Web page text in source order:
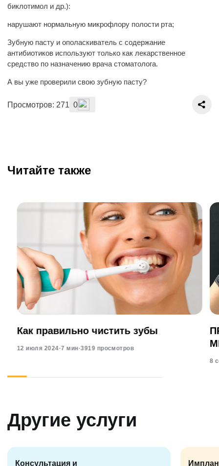
биклотимол и др.):
нарушают нормальную микрофлору полости рта;
Зубную пасту и ополаскиватель с содержание
антибиотиков используют только как лекарственное
средство по назначению врача стоматолога.
А вы уже проверили свою зубную пасту?
Просмотров: 271 0
Читайте также
Как правильно чистить зубы
12 июля 2024·7 мин·3919 просмотров
8
Другие услуги
Консультация и